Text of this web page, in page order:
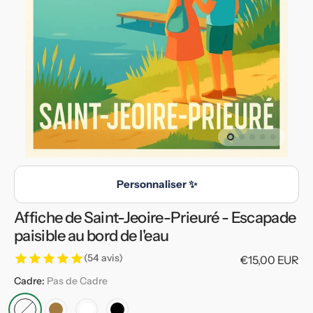
vedette
dans
la
vue
de
galerie
Personnaliser ✨
Affiche de Saint-Jeoire-Prieuré - Escapade
paisible au bord de l'eau
(54 avis)
Prix
€15,00 EUR
Cadre: Pas de Cadre